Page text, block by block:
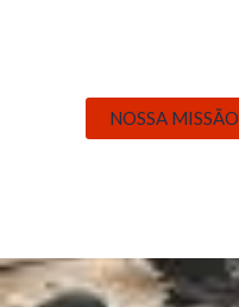
NOSSA MISSÃO